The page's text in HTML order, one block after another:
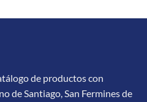
de productos con
de Santiago, San Fermines de